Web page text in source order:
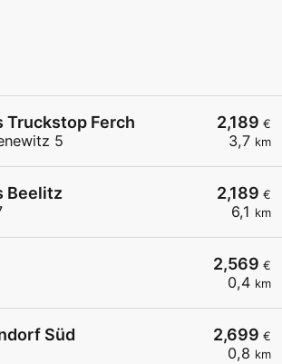
2,189 €
3,7 km
Truckstop Ferch
5
2,189 €
6,1 km
Beelitz
2,569 €
0,4 km
2,699 €
0,8 km
Süd